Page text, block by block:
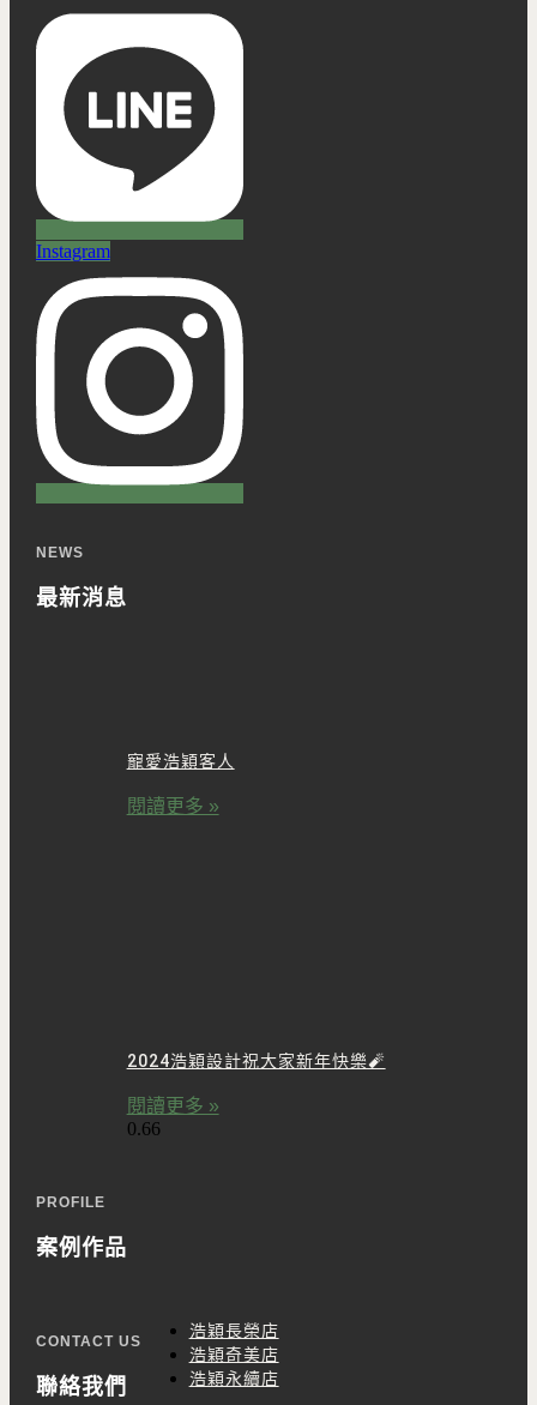
Instagram
NEWS
最新消息
寵愛浩穎客人
閱讀更多 »
2024浩穎設計祝大家新年快樂🧨
閱讀更多 »
PROFILE
案例作品
CONTACT US
聯絡我們
浩穎長榮店
浩穎奇美店
浩穎永續店